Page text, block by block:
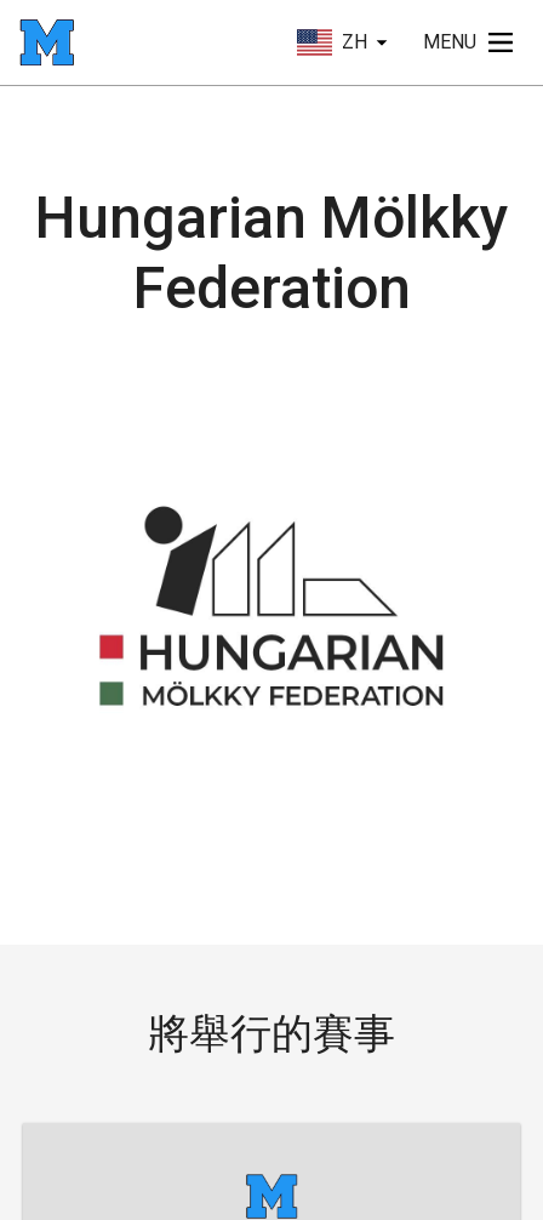
ZH MENU
Hungarian Mölkky
Federation
將舉行的賽事